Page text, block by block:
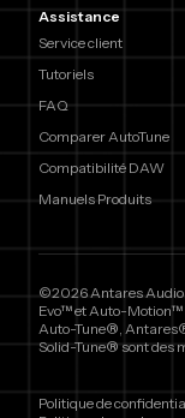
Assistance
Service client
Tutoriels
FAQ
Comparer AutoTune
Compatibilité DAW
Manuels Produits
©2026 Antares Audio
Evo™ et Auto-Motion™
Auto-Tune®,
Solid-Tune® sont des
Politique de